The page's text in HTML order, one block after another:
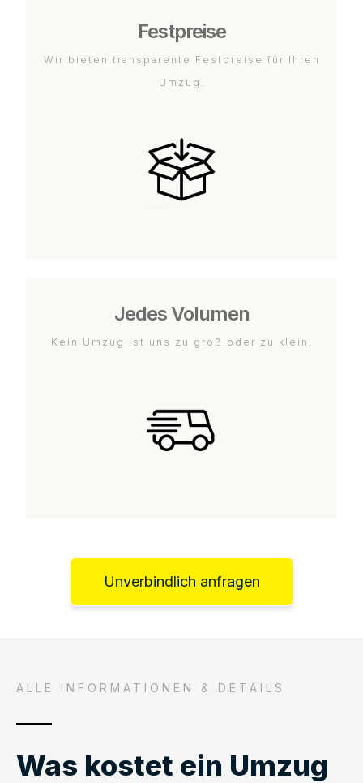
Festpreise
Wir bieten transparente Festpreise für Ihren
Umzug.
Jedes Volumen
Kein Umzug ist uns zu groß oder zu klein.
Unverbindlich anfragen
ALLE INFORMATIONEN & DETAILS
Was kostet ein Umzug